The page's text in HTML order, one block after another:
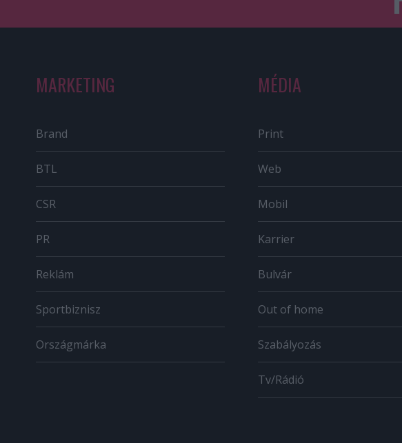
MARKETING
Brand
BTL
CSR
PR
Reklám
Sportbiznisz
Országmárka
MÉDIA
Print
Web
Mobil
Karrier
Bulvár
Out of home
Szabályozás
Tv/Rádió